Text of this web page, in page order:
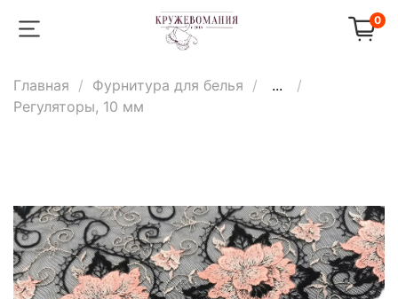
0
Главная Фурнитура для белья
...
Регуляторы, 10 мм